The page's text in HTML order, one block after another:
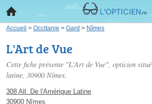
Accueil > Occitanie > Gard > Nîmes
L'Art de Vue
Cette fiche présente "L'Art de Vue", opticien situé
latine, 30900 Nîmes.
308 All. De l'Amérique Latine
30900 Nîmes